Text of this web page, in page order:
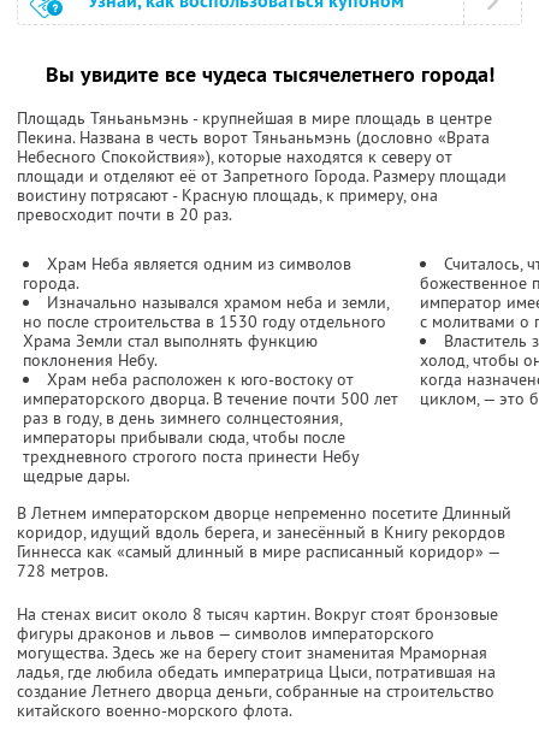
Вы увидите все чудеса тысячелетнего города!
Площадь Тяньаньмэнь - крупнейшая в мире площадь в центре
Пекина. Названа в честь ворот Тяньаньмэнь (дословно «Врата
Небесного Спокойствия»), которые находятся к северу от
площади и отделяют её от Запретного Города. Размеру площади
воистину потрясают - Красную площадь, к примеру, она
превосходит почти в 20 раз.
Храм Неба является одним из символов
города.
Изначально назывался храмом неба и земли,
но после строительства в 1530 году отдельного
Храма Земли стал выполнять функцию
поклонения Небу.
Храм неба расположен к юго-востоку от
императорского дворца. В течение почти 500 лет
раз в году, в день зимнего солнцестояния,
императоры прибывали сюда, чтобы после
трехдневного строгого поста принести Небу
щедрые дары.
Считалось,
божественное
император
с молитвами о
Властитель
холод, чтобы
когда
циклом, — это
В Летнем императорском дворце непременно посетите Длинный
коридор, идущий вдоль берега, и занесённый в Книгу рекордов
Гиннесса как «самый длинный в мире расписанный коридор» —
728 метров.
На стенах висит около 8 тысяч картин. Вокруг стоят бронзовые
фигуры драконов и львов — символов императорского
могущества. Здесь же на берегу стоит знаменитая Мраморная
ладья, где любила обедать императрица Цыси, потратившая на
создание Летнего дворца деньги, собранные на строительство
китайского военно-морского флота.